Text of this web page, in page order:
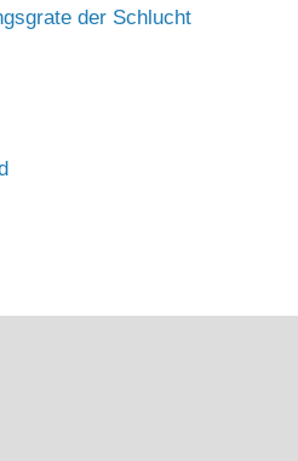
der Schlucht